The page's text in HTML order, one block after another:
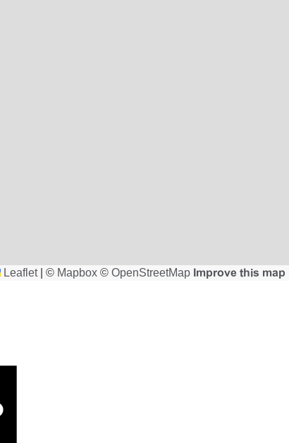
Leaflet © Mapbox © OpenStreetMap Improve this map